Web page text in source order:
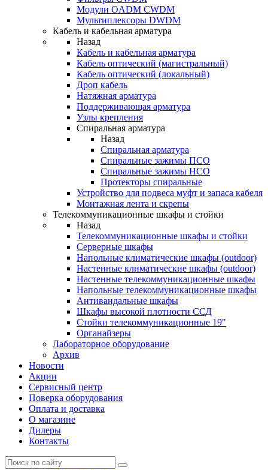
Модули OADM CWDM
Мультиплексоры DWDM
Кабель и кабельная арматура
Назад
Кабель и кабельная арматура
Кабель оптический (магистральный)
Кабель оптический (локальный)
Дроп кабель
Натяжная арматура
Поддерживающая арматура
Узлы крепления
Спиральная арматура
Назад
Спиральная арматура
Спиральные зажимы ПСО
Спиральные зажимы НСО
Протекторы спиральные
Устройство для подвеса муфт и запаса кабеля
Монтажная лента и скрепы
Телекоммуникационные шкафы и стойки
Назад
Телекоммуникационные шкафы и стойки
Серверные шкафы
Напольные климатические шкафы (outdoor)
Настенные климатические шкафы (outdoor)
Настенные телекоммуникационные шкафы
Напольные телекоммуникационные шкафы
Антивандальные шкафы
Шкафы высокой плотности ССД
Стойки телекоммуникационные 19"
Органайзеры
Лабораторное оборудование
Архив
Новости
Акции
Сервисный центр
Поверка оборудования
Оплата и доставка
О магазине
Дилеры
Контакты